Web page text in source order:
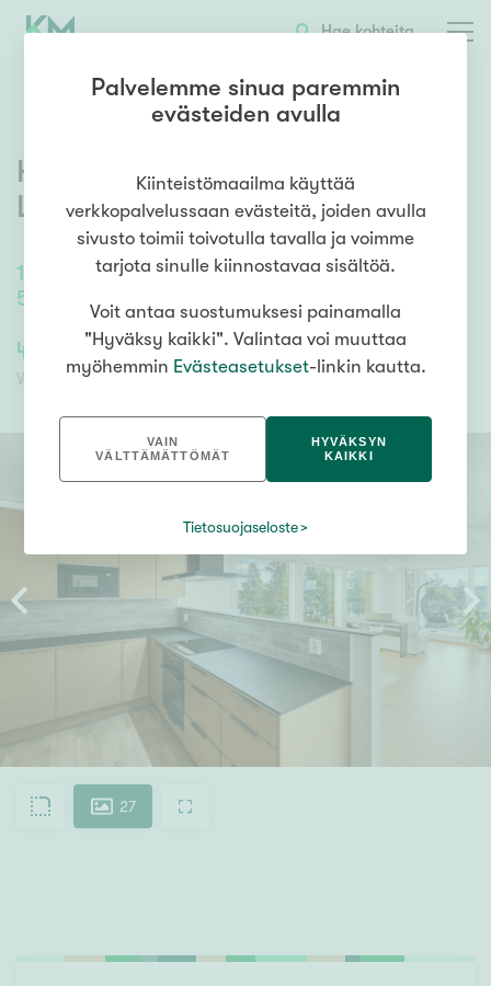
Hae kohteita
117 117m²
5h, k, s.os, 2x wc, 2x vh, las. p
Hopearaitti 4,Maakala,
Lempäälä
443 000,00 €
Velaton hinta
196 048,67 €
Myyntihinta
27
Palvelemme sinua paremmin
evästeiden avulla
Kiinteistömaailma käyttää
verkkopalvelussaan evästeitä, joiden avulla
sivusto toimii toivotulla tavalla ja voimme
tarjota sinulle kiinnostavaa sisältöä.
Voit antaa suostumuksesi painamalla
"Hyväksy kaikki". Valintaa voi muuttaa
myöhemmin Evästeasetukset-linkin kautta.
VAIN
VÄLTTÄMÄTTÖMÄT
HYVÄKSYN
KAIKKI
Tietosuojaseloste